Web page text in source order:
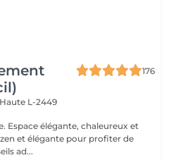
176
L-2449
et élégante pour profiter de
ad...